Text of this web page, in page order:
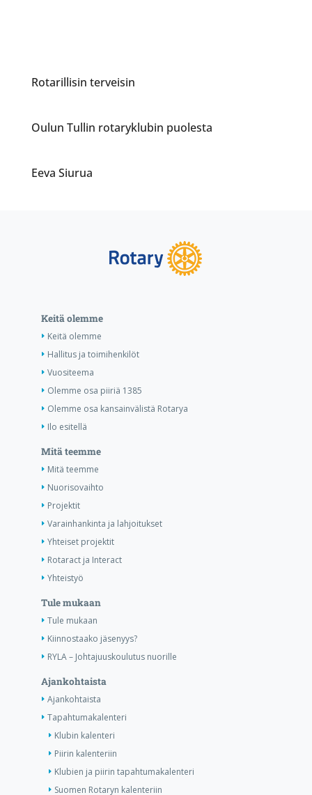
Rotarillisin terveisin
Oulun Tullin rotaryklubin puolesta
Eeva Siurua
Keitä olemme
Keitä olemme
Hallitus ja toimihenkilöt
Vuositeema
Olemme osa piiriä 1385
Olemme osa kansainvälistä Rotarya
Ilo esitellä
Mitä teemme
Mitä teemme
Nuorisovaihto
Projektit
Varainhankinta ja lahjoitukset
Yhteiset projektit
Rotaract ja Interact
Yhteistyö
Tule mukaan
Tule mukaan
Kiinnostaako jäsenyys?
RYLA – Johtajuuskoulutus nuorille
Ajankohtaista
Ajankohtaista
Tapahtumakalenteri
Klubin kalenteri
Piirin kalenteriin
Klubien ja piirin tapahtumakalenteri
Suomen Rotaryn kalenteriin